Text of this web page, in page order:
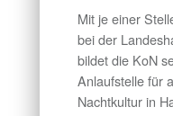
Mit je einer
bei der
bildet die KoN
Anlaufstelle für
Nachtkultur in